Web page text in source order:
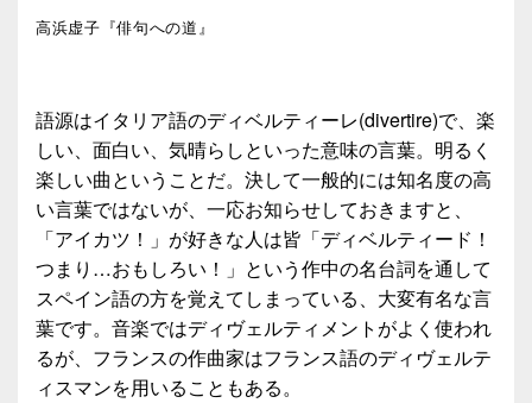
高浜虚子『俳句への道』
語源はイタリア語のディベルティーレ(divertire)で、楽
しい、面白い、気晴らしといった意味の言葉。明るく
楽しい曲ということだ。決して一般的には知名度の高
い言葉ではないが、一応お知らせしておきますと、
「アイカツ！」が好きな人は皆「ディベルティード！
つまり…おもしろい！」という作中の名台詞を通して
スペイン語の方を覚えてしまっている、大変有名な言
葉です。音楽ではディヴェルティメントがよく使われ
るが、フランスの作曲家はフランス語のディヴェルテ
ィスマンを用いることもある。